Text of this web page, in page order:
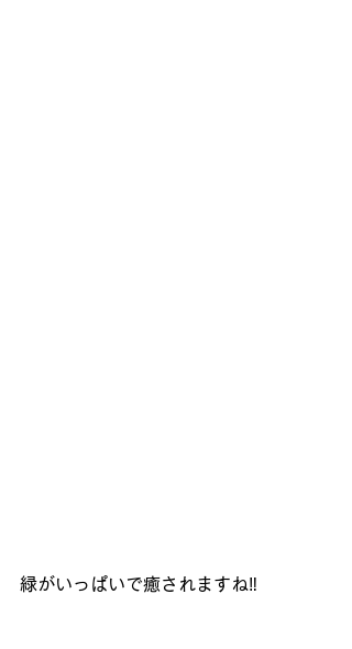
緑がいっぱいで癒されますね‼